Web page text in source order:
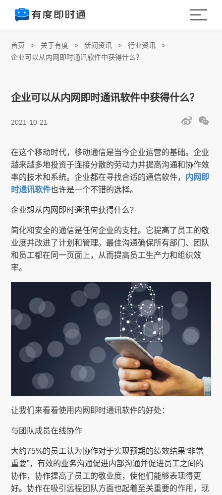
首页 > 关于有度 >新闻资讯 >行业资讯
>
企业可以从内网即时通讯软件中获得什么？
企业可以从内网即时通讯软件中获得什么？
2021-10-21
在这个移动时代，移动通信是当今企业运营的基础。企业
越来越多地投资于连接分散的劳动力并提高沟通和协作效
率的技术和系统。企业都在寻找合适的通信软件， 内网即
时通讯软件也许是一个不错的选择。
企业想从内网即时通讯中获得什么？
简化和安全的通信是任何企业的支柱。它提高了员工的敬
业度并改进了计划和管理。最佳沟通确保所有部门、团队
和员工都在同一页面上，从而提高员工生产力和组织效
率。
让我们来看看使用内网即时通讯软件的好处：
与团队成员在线协作
大约75%的员工认为协作对于实现预期的绩效结果“非常
重要”，有效的业务沟通促进内部沟通并促进员工之间的
协作，协作提高了员工的敬业度，使他们能够表现得更
好。协作在吸引远程团队方面也起着至关重要的作用，现